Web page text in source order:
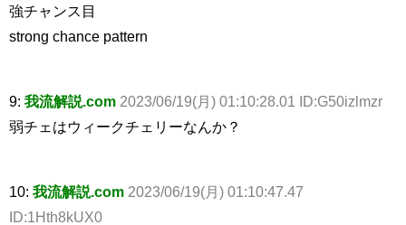
強チャンス目
strong chance pattern
9: 我流解説.com 2023/06/19(月) 01:10:28.01 ID:G50izlmzr
弱チェはウィークチェリーなんか？
10: 我流解説.com 2023/06/19(月) 01:10:47.47
ID:1Hth8kUX0